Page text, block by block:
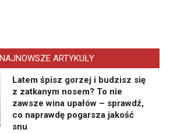
NAJNOWSZE ARTYKUŁY
Latem śpisz gorzej i budzisz się
z zatkanym nosem? To nie
zawsze wina upałów – sprawdź,
co naprawdę pogarsza jakość
snu